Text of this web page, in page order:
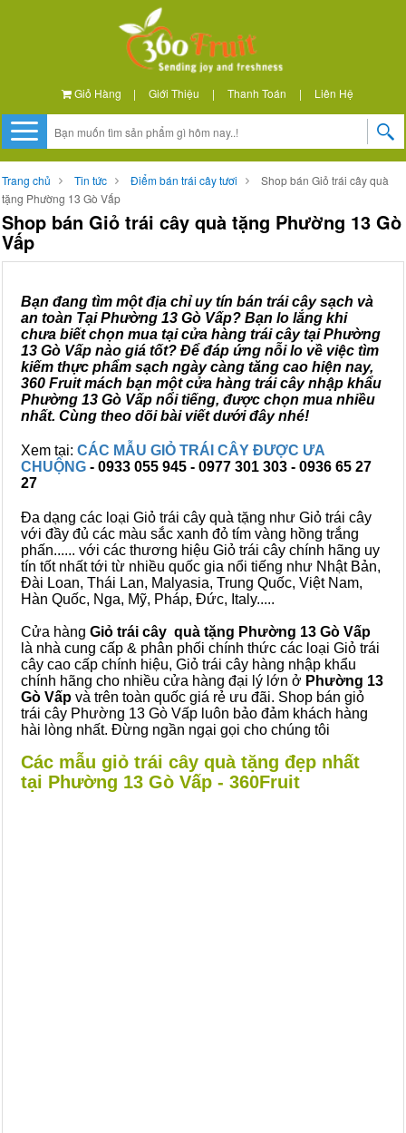
Giỏ Hàng | Giới Thiệu | Thanh Toán | Liên Hệ
Trang chủ Tin tức Điểm bán trái cây tươi
Shop bán Giỏ trái cây quà
tặng Phường 13 Gò Vấp
Shop bán Giỏ trái cây quà tặng Phường 13 Gò
Vấp
Bạn đang tìm một địa chỉ uy tín bán trái cây sạch và
an toàn Tại Phường 13 Gò Vấp? Bạn lo lắng khi
chưa biết chọn mua tại cửa hàng trái cây tại Phường
13 Gò Vấp nào giá tốt? Để đáp ứng nỗi lo về việc tìm
kiếm thực phẩm sạch ngày càng tăng cao hiện nay,
360 Fruit mách bạn một cửa hàng trái cây nhập khẩu
Phường 13 Gò Vấp nổi tiếng, được chọn mua nhiều
nhất. Cùng theo dõi bài viết dưới đây nhé!
Xem tại: CÁC MẪU GIỎ TRÁI CÂY ĐƯỢC ƯA
CHUỘNG - 0933 055 945 - 0977 301 303 - 0936 65 27
27
Đa dạng các loại Giỏ trái cây quà tặng như Giỏ trái cây
với đầy đủ các màu sắc xanh đỏ tím vàng hồng trắng
phấn...... với các thương hiệu Giỏ trái cây chính hãng uy
tín tốt nhất tới từ nhiều quốc gia nổi tiếng như Nhật Bản,
Đài Loan, Thái Lan, Malyasia, Trung Quốc, Việt Nam,
Hàn Quốc, Nga, Mỹ, Pháp, Đức, Italy.....
Cửa hàng Giỏ trái cây quà tặng Phường 13 Gò Vấp
là nhà cung cấp & phân phối chính thức các loại Giỏ trái
cây cao cấp chính hiệu, Giỏ trái cây hàng nhập khẩu
chính hãng cho nhiều cửa hàng đại lý lớn ở Phường 13
Gò Vấp và trên toàn quốc giá rẻ ưu đãi. Shop bán giỏ
trái cây Phường 13 Gò Vấp luôn bảo đảm khách hàng
hài lòng nhất. Đừng ngần ngại gọi cho chúng tôi
Các mẫu giỏ trái cây quà tặng đẹp nhất
tại Phường 13 Gò Vấp - 360Fruit